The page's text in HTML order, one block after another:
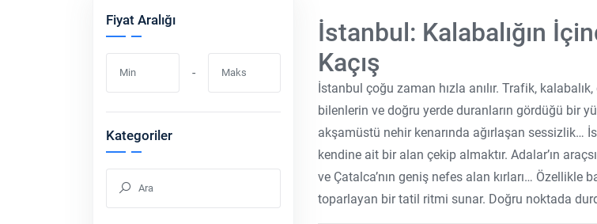
Fiyat Aralığı
-
Kategoriler
İstanbul: Kalabalığın
Kaçış
İstanbul çoğu zaman hızla anılır. Trafik,
bilenlerin ve doğru yerde duranların gördüğü bir
akşamüstü nehir kenarında ağırlaşan sessizlik…
kendine ait bir alan çekip almaktır. Adalar’ın
ve Çatalca’nın geniş nefes alan kırları…
toparlayan bir tatil ritmi sunar. Doğru noktada